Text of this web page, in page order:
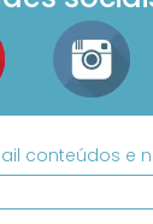
conteúdos e